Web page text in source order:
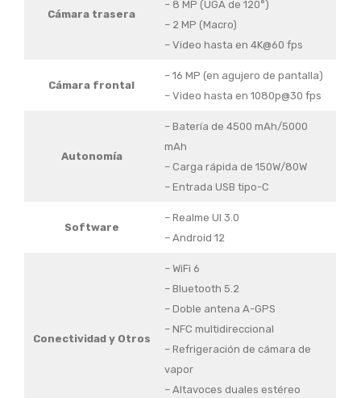
Cámara trasera
– 8 MP (UGA de 120°)
– 2 MP (Macro)
– Video hasta en 4K@60 fps
Cámara frontal
– 16 MP (en agujero de pantalla)
– Video hasta en 1080p@30 fps
Autonomía
– Batería de 4500 mAh/5000
mAh
– Carga rápida de 150W/80W
– Entrada USB tipo-C
Software
– Realme UI 3.0
– Android 12
Conectividad y Otros
– WiFi 6
– Bluetooth 5.2
– Doble antena A-GPS
– NFC multidireccional
– Refrigeración de cámara de
vapor
– Altavoces duales estéreo